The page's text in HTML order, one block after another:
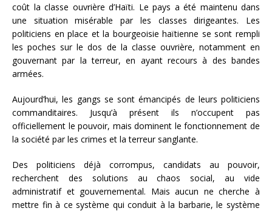
coût la classe ouvrière d’Haïti. Le pays a été maintenu dans
une situation misérable par les classes dirigeantes. Les
politiciens en place et la bourgeoisie haïtienne se sont rempli
les poches sur le dos de la classe ouvrière, notamment en
gouvernant par la terreur, en ayant recours à des bandes
armées.
Aujourd’hui, les gangs se sont émancipés de leurs politiciens
commanditaires. Jusqu’à présent ils n’occupent pas
officiellement le pouvoir, mais dominent le fonctionnement de
la société par les crimes et la terreur sanglante.
Des politiciens déjà corrompus, candidats au pouvoir,
recherchent des solutions au chaos social, au vide
administratif et gouvernemental. Mais aucun ne cherche à
mettre fin à ce système qui conduit à la barbarie, le système